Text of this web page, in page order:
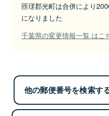
匝瑳郡光町は合併により
になりました
千葉県の変更情報一覧 はこ
他の郵便番号を検索す